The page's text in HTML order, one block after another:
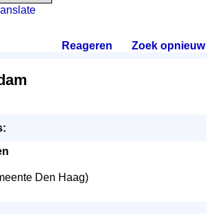
Reageren Zoek opnieuw.
Den Haag)